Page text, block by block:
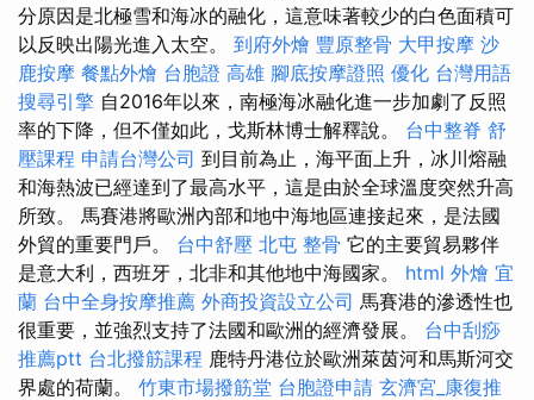
分原因是北極雪和海冰的融化，這意味著較少的白色面積可
以反映出陽光進入太空。 到府外燴 豐原整骨 大甲按摩 沙
鹿按摩 餐點外燴 台胞證 高雄 腳底按摩證照 優化 台灣用語
搜尋引擎 自2016年以來，南極海冰融化進一步加劇了反照
率的下降，但不僅如此，戈斯林博士解釋說。 台中整脊 舒
壓課程 申請台灣公司 到目前為止，海平面上升，冰川熔融
和海熱波已經達到了最高水平，這是由於全球溫度突然升高
所致。 馬賽港將歐洲內部和地中海地區連接起來，是法國
外貿的重要門戶。 台中舒壓 北屯 整骨 它的主要貿易夥伴
是意大利，西班牙，北非和其他地中海國家。 html 外燴 宜
蘭 台中全身按摩推薦 外商投資設立公司 馬賽港的滲透性也
很重要，並強烈支持了法國和歐洲的經濟發展。 台中刮痧
推薦ptt 台北撥筋課程 鹿特丹港位於歐洲萊茵河和馬斯河交
界處的荷蘭。 竹東市場撥筋堂 台胞證申請 玄濟宮_康復推